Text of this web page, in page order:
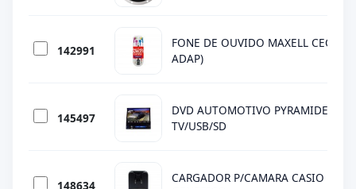
142991
FONE DE OUVIDO MAXELL CEC-2
ADAP)
145497
DVD AUTOMOTIVO PYRAMIDE
TV/USB/SD
148634
CARGADOR P/CAMARA CASIO BK-